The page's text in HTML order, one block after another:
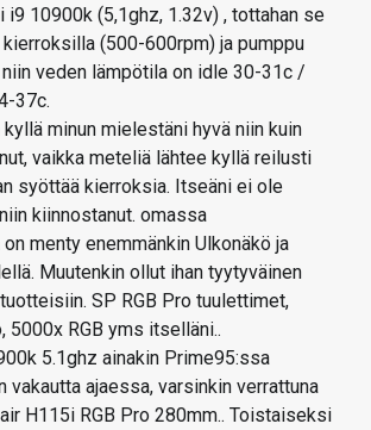
i9 10900k (5,1ghz, 1.32v) , tottahan se
(500-600rpm) ja pumppu
veden lämpötila on idle 30-31c /
37c.
minun mielestäni hyvä niin kuin
vaikka meteliä lähtee kyllä reilusti
syöttää kierroksia. Itseäni ei ole
kiinnostanut. omassa
menty enemmänkin Ulkonäkö ja
Muutenkin ollut ihan tyytyväinen
SP RGB Pro tuulettimet,
5000x RGB yms itselläni..
5.1ghz ainakin Prime95:ssa
vakautta ajaessa, varsinkin verrattuna
H115i RGB Pro 280mm.. Toistaiseksi